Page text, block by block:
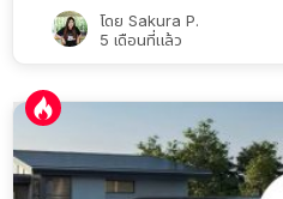
โดย Sakura P.
5 เดือนที่แล้ว